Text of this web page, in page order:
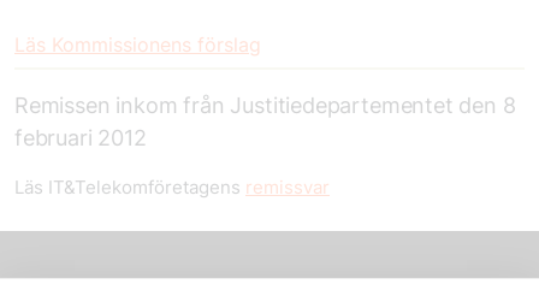
Läs Kommissionens förslag
Remissen inkom från Justitiedepartementet den 8
februari 2012
Läs IT&Telekomföretagens remissvar